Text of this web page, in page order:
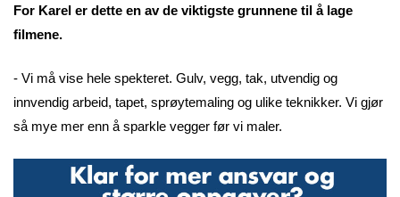
For Karel er dette en av de viktigste grunnene til å lage
filmene.
- Vi må vise hele spekteret. Gulv, vegg, tak, utvendig og
innvendig arbeid, tapet, sprøytemaling og ulike teknikker. Vi gjør
så mye mer enn å sparkle vegger før vi maler.